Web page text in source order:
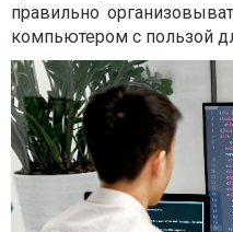
правильно
компьютером с пользой